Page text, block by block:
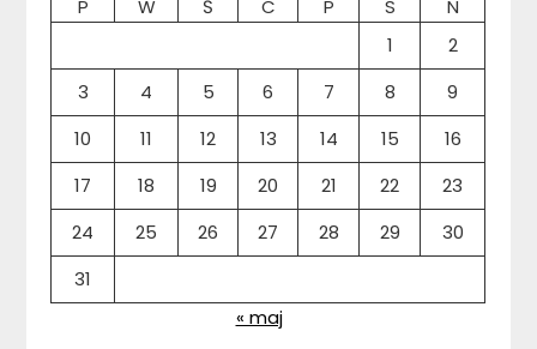
P W Ś C P S
N
1
2
3
4 5 6 7 8
9
10
11 12 13 14 15
16
17
18 19 20 21 22
23
24
25 26 27 28 29
30
31
« maj